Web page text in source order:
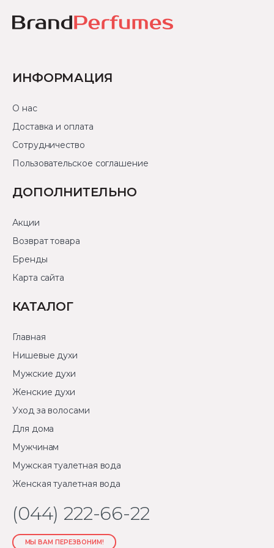
ИНФОРМАЦИЯ
О нас
Доставка и оплата
Сотрудничество
Пользовательское соглашение
ДОПОЛНИТЕЛЬНО
Акции
Возврат товара
Бренды
Карта сайта
КАТАЛОГ
Главная
Нишевые духи
Мужские духи
Женские духи
Уход за волосами
Для дома
Мужчинам
Мужская туалетная вода
Женская туалетная вода
(044) 222-66-22
МЫ ВАМ ПЕРЕЗВОНИМ!